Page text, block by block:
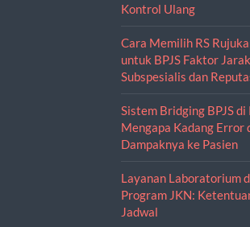
Kontrol Ulang
Cara Memilih RS
untuk BPJS Faktor
Subspesialis dan
Sistem Bridging BPJS di
Mengapa Kadang Error
Dampaknya ke Pasien
Layanan Laboratorium
Program JKN:
Jadwal